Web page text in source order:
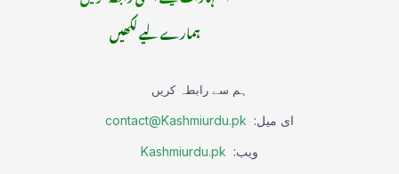
ہمارے لیے لکھیں
ہم سے رابطہ کریں
ای میل: contact@Kashmiurdu.pk
ویب: Kashmiurdu.pk